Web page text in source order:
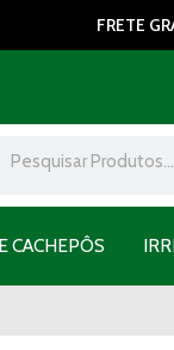
FRETE
CACHEPÔS